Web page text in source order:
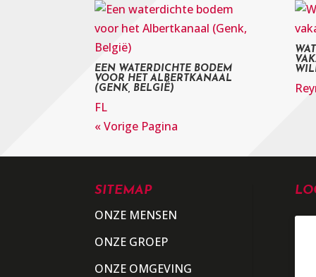
EEN WATERDICHTE BODEM
VOOR HET ALBERTKANAAL
(GENK, BELGIË)
FL
« Vorige Pagina
SITEMAP
ONZE MENSEN
ONZE GROEP
ONZE OMGEVING